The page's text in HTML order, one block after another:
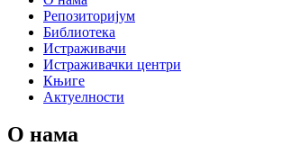
Репозиторијум
Библиотека
Истраживачи
Истраживачки центри
Књиге
Актуелности
О нама